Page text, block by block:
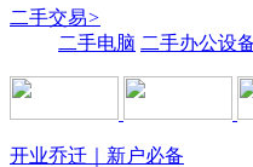
二手交易>
二手电脑 二手办公设
开业乔迁｜新户必备